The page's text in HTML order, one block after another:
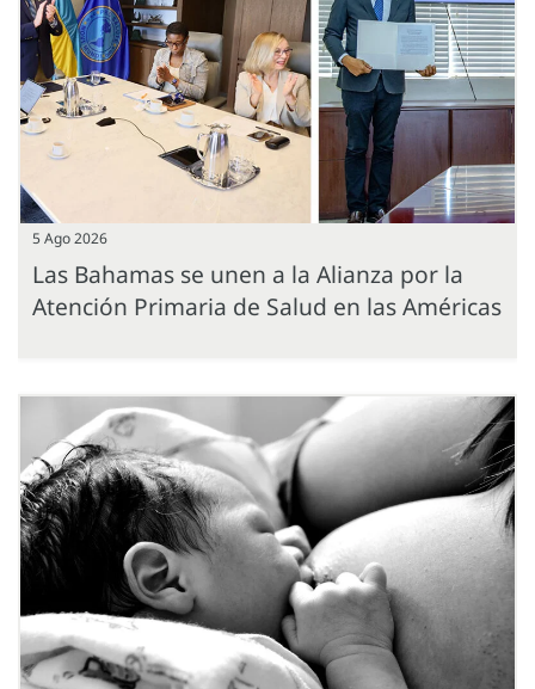
5 Ago 2026
Las Bahamas se unen a la Alianza por la
Atención Primaria de Salud en las Américas